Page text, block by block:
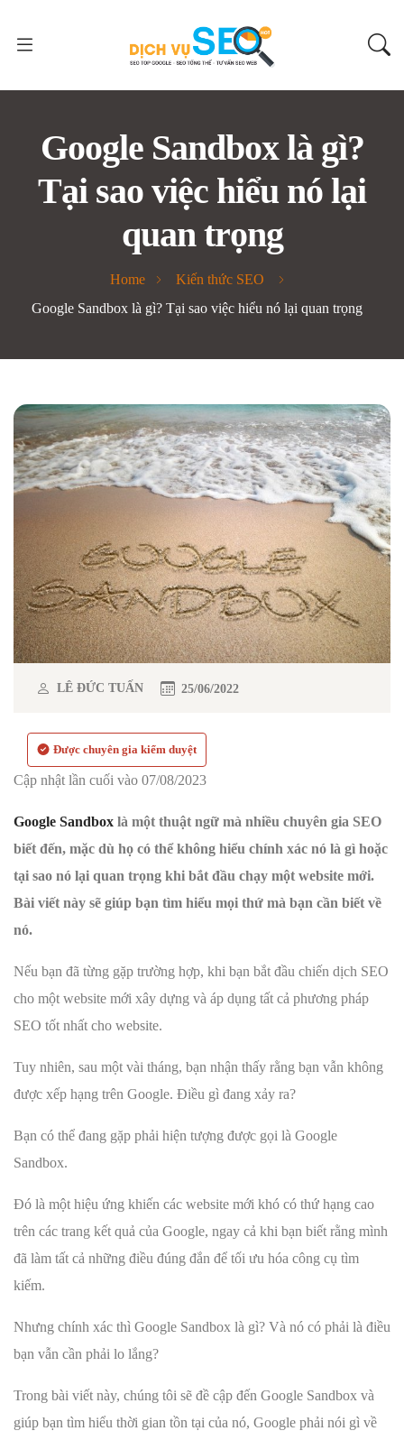
Google Sandbox là gì?
Tại sao việc hiểu nó lại
quan trọng
Home
Kiến thức SEO
Google Sandbox là gì? Tại sao việc hiểu nó lại quan trọng
LÊ ĐỨC TUẤN 25/06/2022
Được chuyên gia kiểm duyệt
Cập nhật lần cuối vào 07/08/2023
Google Sandbox là một thuật ngữ mà nhiều chuyên gia SEO
biết đến, mặc dù họ có thể không hiểu chính xác nó là gì hoặc
tại sao nó lại quan trọng khi bắt đầu chạy một website mới.
Bài viết này sẽ giúp bạn tìm hiểu mọi thứ mà bạn cần biết về
nó.
Nếu bạn đã từng gặp trường hợp, khi bạn bắt đầu chiến dịch SEO
cho một website mới xây dựng và áp dụng tất cả phương pháp
SEO tốt nhất cho website.
Tuy nhiên, sau một vài tháng, bạn nhận thấy rằng bạn vẫn không
được xếp hạng trên Google. Điều gì đang xảy ra?
Bạn có thể đang gặp phải hiện tượng được gọi là Google
Sandbox.
Đó là một hiệu ứng khiến các website mới khó có thứ hạng cao
trên các trang kết quả của Google, ngay cả khi bạn biết rằng mình
đã làm tất cả những điều đúng đắn để tối ưu hóa công cụ tìm
kiếm.
Nhưng chính xác thì Google Sandbox là gì? Và nó có phải là điều
bạn vẫn cần phải lo lắng?
Trong bài viết này, chúng tôi sẽ đề cập đến Google Sandbox và
giúp bạn tìm hiểu thời gian tồn tại của nó, Google phải nói gì về